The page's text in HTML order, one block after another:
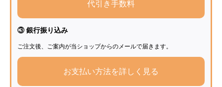
代引き手数料
③ 銀行振り込み
ご注文後、ご案内が当ショップからのメールで届きます。
お支払い方法を詳しく見る